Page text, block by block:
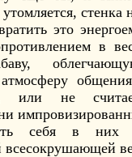
стенка
это
в
или не
себя в них
всесокрушающей